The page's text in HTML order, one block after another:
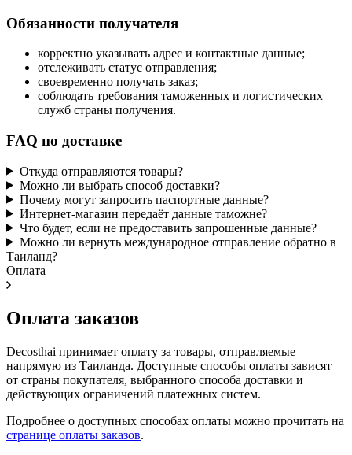
Обязанности получателя
корректно указывать адрес и контактные данные;
отслеживать статус отправления;
своевременно получать заказ;
соблюдать требования таможенных и логистических
служб страны получения.
FAQ по доставке
Откуда отправляются товары?
Можно ли выбрать способ доставки?
Почему могут запросить паспортные данные?
Интернет-магазин передаёт данные таможне?
Что будет, если не предоставить запрошенные данные?
Можно ли вернуть международное отправление обратно в
Таиланд?
Оплата
Оплата заказов
Decosthai принимает оплату за товары, отправляемые
напрямую из Таиланда. Доступные способы оплаты зависят
от страны покупателя, выбранного способа доставки и
действующих ограничений платежных систем.
Подробнее о доступных способах оплаты можно прочитать на
странице оплаты заказов.